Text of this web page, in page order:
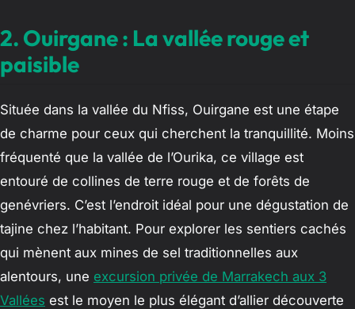
2. Ouirgane : La vallée rouge et
paisible
Située dans la vallée du Nfiss, Ouirgane est une étape
de charme pour ceux qui cherchent la tranquillité. Moins
fréquenté que la vallée de l’Ourika, ce village est
entouré de collines de terre rouge et de forêts de
genévriers. C’est l’endroit idéal pour une dégustation de
tajine chez l’habitant. Pour explorer les sentiers cachés
qui mènent aux mines de sel traditionnelles aux
alentours, une excursion privée de Marrakech aux 3
Vallées est le moyen le plus élégant d’allier découverte